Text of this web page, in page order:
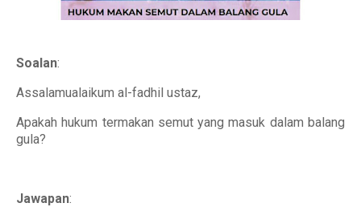
Soalan:
Assalamualaikum al-fadhil ustaz,
Apakah hukum termakan semut yang masuk dalam balang
gula?
Jawapan: